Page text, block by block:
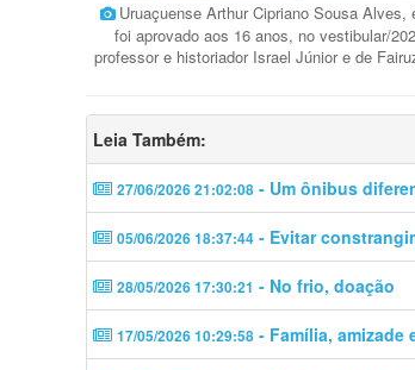
Uruaçuense Arthur Cipriano Sousa Alves,
foi aprovado aos 16 anos, no vestibular/
professor e historiador Israel Júnior e de
Leia Também:
27/06/2026 21:02:08 - Um ônibus
05/06/2026 18:37:44 - Evitar
28/05/2026 17:30:21 - No frio, doação
17/05/2026 10:29:58 - Família, amizade